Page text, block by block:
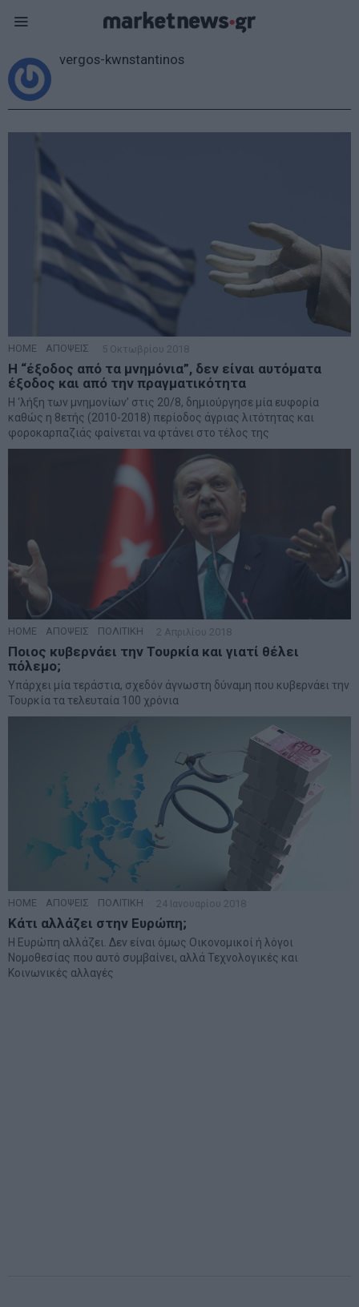
vergos-kwnstantinos
HOME ΑΠΟΨΕΙΣ 5 Οκτωβρίου 2018
Η “έξοδος από τα μνημόνια”, δεν είναι αυτόματα
έξοδος και από την πραγματικότητα
Η ‘λήξη των μνημονίων’ στις 20/8, δημιούργησε μία ευφορία
καθώς η 8ετής (2010-2018) περίοδος άγριας λιτότητας και
φοροκαρπαζιάς φαίνεται να φτάνει στο τέλος της
HOME ΑΠΟΨΕΙΣ ΠΟΛΙΤΙΚΗ 2 Απριλίου 2018
Ποιος κυβερνάει την Τουρκία και γιατί θέλει
πόλεμο;
Υπάρχει μία τεράστια, σχεδόν άγνωστη δύναμη που κυβερνάει την
Τουρκία τα τελευταία 100 χρόνια
HOME ΑΠΟΨΕΙΣ ΠΟΛΙΤΙΚΗ 24 Ιανουαρίου 2018
Κάτι αλλάζει στην Ευρώπη;
Η Ευρώπη αλλάζει. Δεν είναι όμως Οικονομικοί ή λόγοι
Νομοθεσίας που αυτό συμβαίνει, αλλά Τεχνολογικές και
Κοινωνικές αλλαγές